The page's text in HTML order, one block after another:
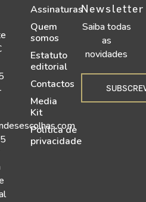
Assinaturas
Quem
somos
Estatuto
editorial
Contactos
Media
Kit
Política de
privacidade
Newsletter
Saiba todas
as
novidades